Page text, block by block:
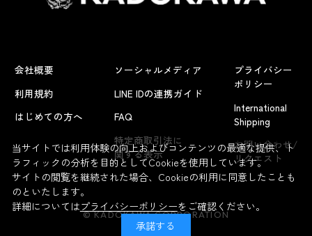
よくあるお問い合わせ
会社概要
利用規約
はじめての方へ
ソーシャルメディア
LINE IDの連携ガイド
FAQ
特定商取引法に
関する表示
プライバシー
ポリシー
International
Shipping
お問い合わせ/
リクエスト
© KADOKAWA CORPORATION
当サイトでは利用体験の向上およびコンテンツの最適な提供、ト
ラフィックの分析を目的としてCookieを使用しています。
サイトの閲覧を継続された場合、Cookieの利用に同意したことも
のといたします。
詳細についてはプライバシーポリシーをご確認ください。
承諾する